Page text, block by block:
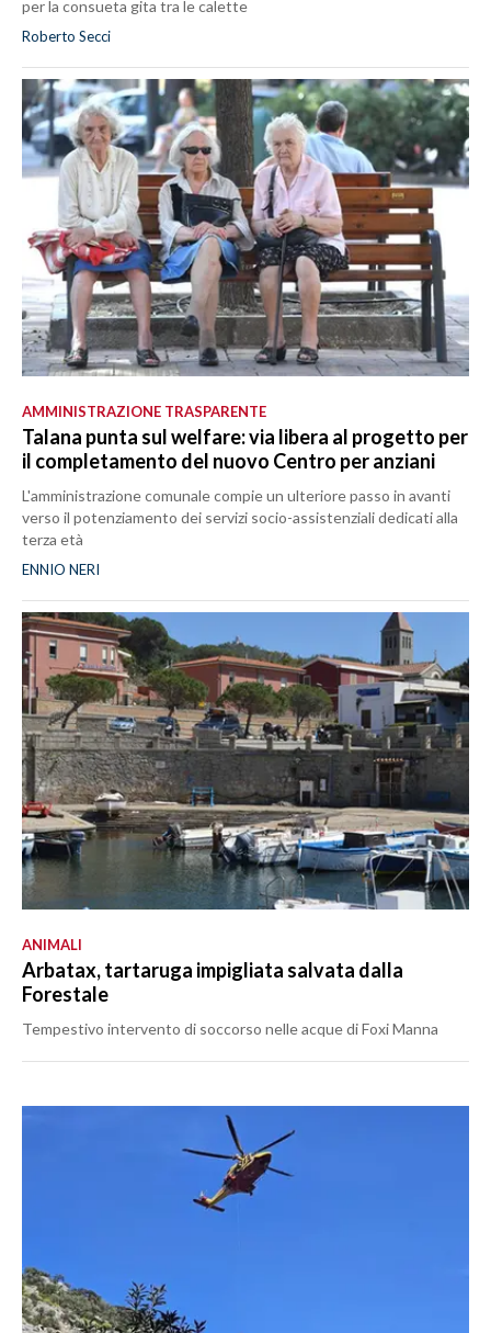
per la consueta gita tra le calette
Roberto Secci
AMMINISTRAZIONE TRASPARENTE
Talana punta sul welfare: via libera al progetto per
il completamento del nuovo Centro per anziani
L'amministrazione comunale compie un ulteriore passo in avanti
verso il potenziamento dei servizi socio-assistenziali dedicati alla
terza età
ENNIO NERI
ANIMALI
Arbatax, tartaruga impigliata salvata dalla
Forestale
Tempestivo intervento di soccorso nelle acque di Foxi Manna